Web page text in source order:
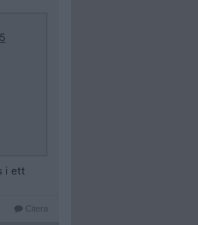
i ett
Citera